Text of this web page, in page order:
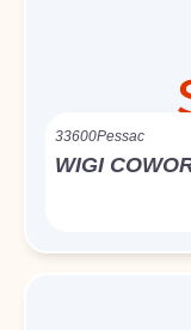
33600Pessac
WIGI